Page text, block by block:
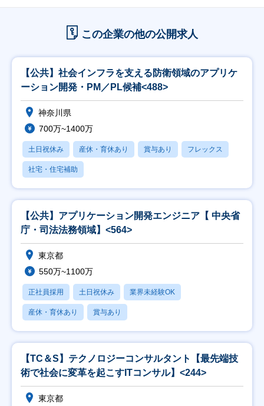
この企業の他の公開求人
【公共】社会インフラを支える防衛領域のアプリケ
ーション開発・PM／PL候補<488>
神奈川県
700万~1400万
土日祝休み 産休・育休あり 賞与あり フレックス
社宅・住宅補助
【公共】アプリケーション開発エンジニア【 中央省
庁・司法法務領域】<564>
東京都
550万~1100万
正社員採用 土日祝休み 業界未経験OK
産休・育休あり 賞与あり
【TC＆S】テクノロジーコンサルタント【最先端技
術で社会に変革を起こすITコンサル】<244>
東京都